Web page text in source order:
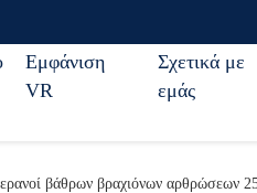
Εμφάνιση
VR
Σχετικά με
εμάς
βάθρων βραχιόνων αρθρώσεων